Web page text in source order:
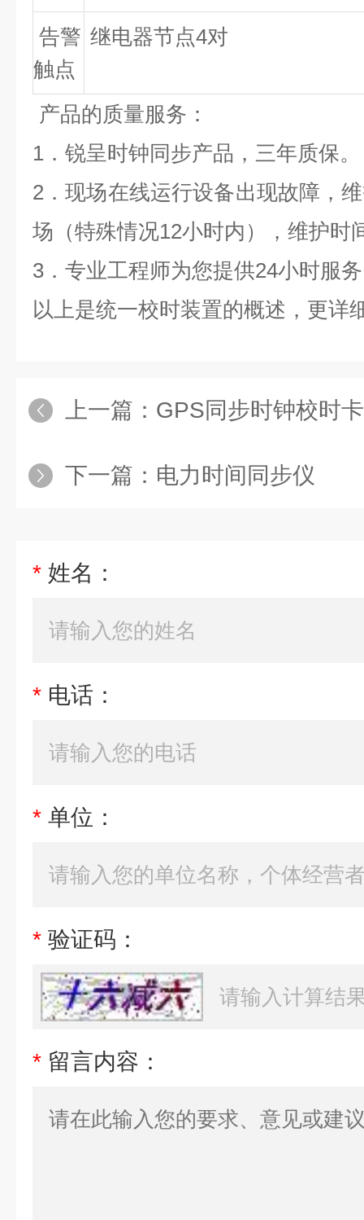
告警
触点
继电器节点4对
产品的质量服务：
1 ．锐呈时钟同步产品，三年质保。
2 ．现场在线运行设备出现故障，
场（特殊情况12小时内），维护时
3 ．专业工程师为您提供24小时服
以上是统一校时装置的概述，更详
上一篇： GPS同步时钟校时卡
下一篇： 电力时间同步仪
* 姓名：
* 电话：
* 单位：
* 验证码：
* 留言内容：